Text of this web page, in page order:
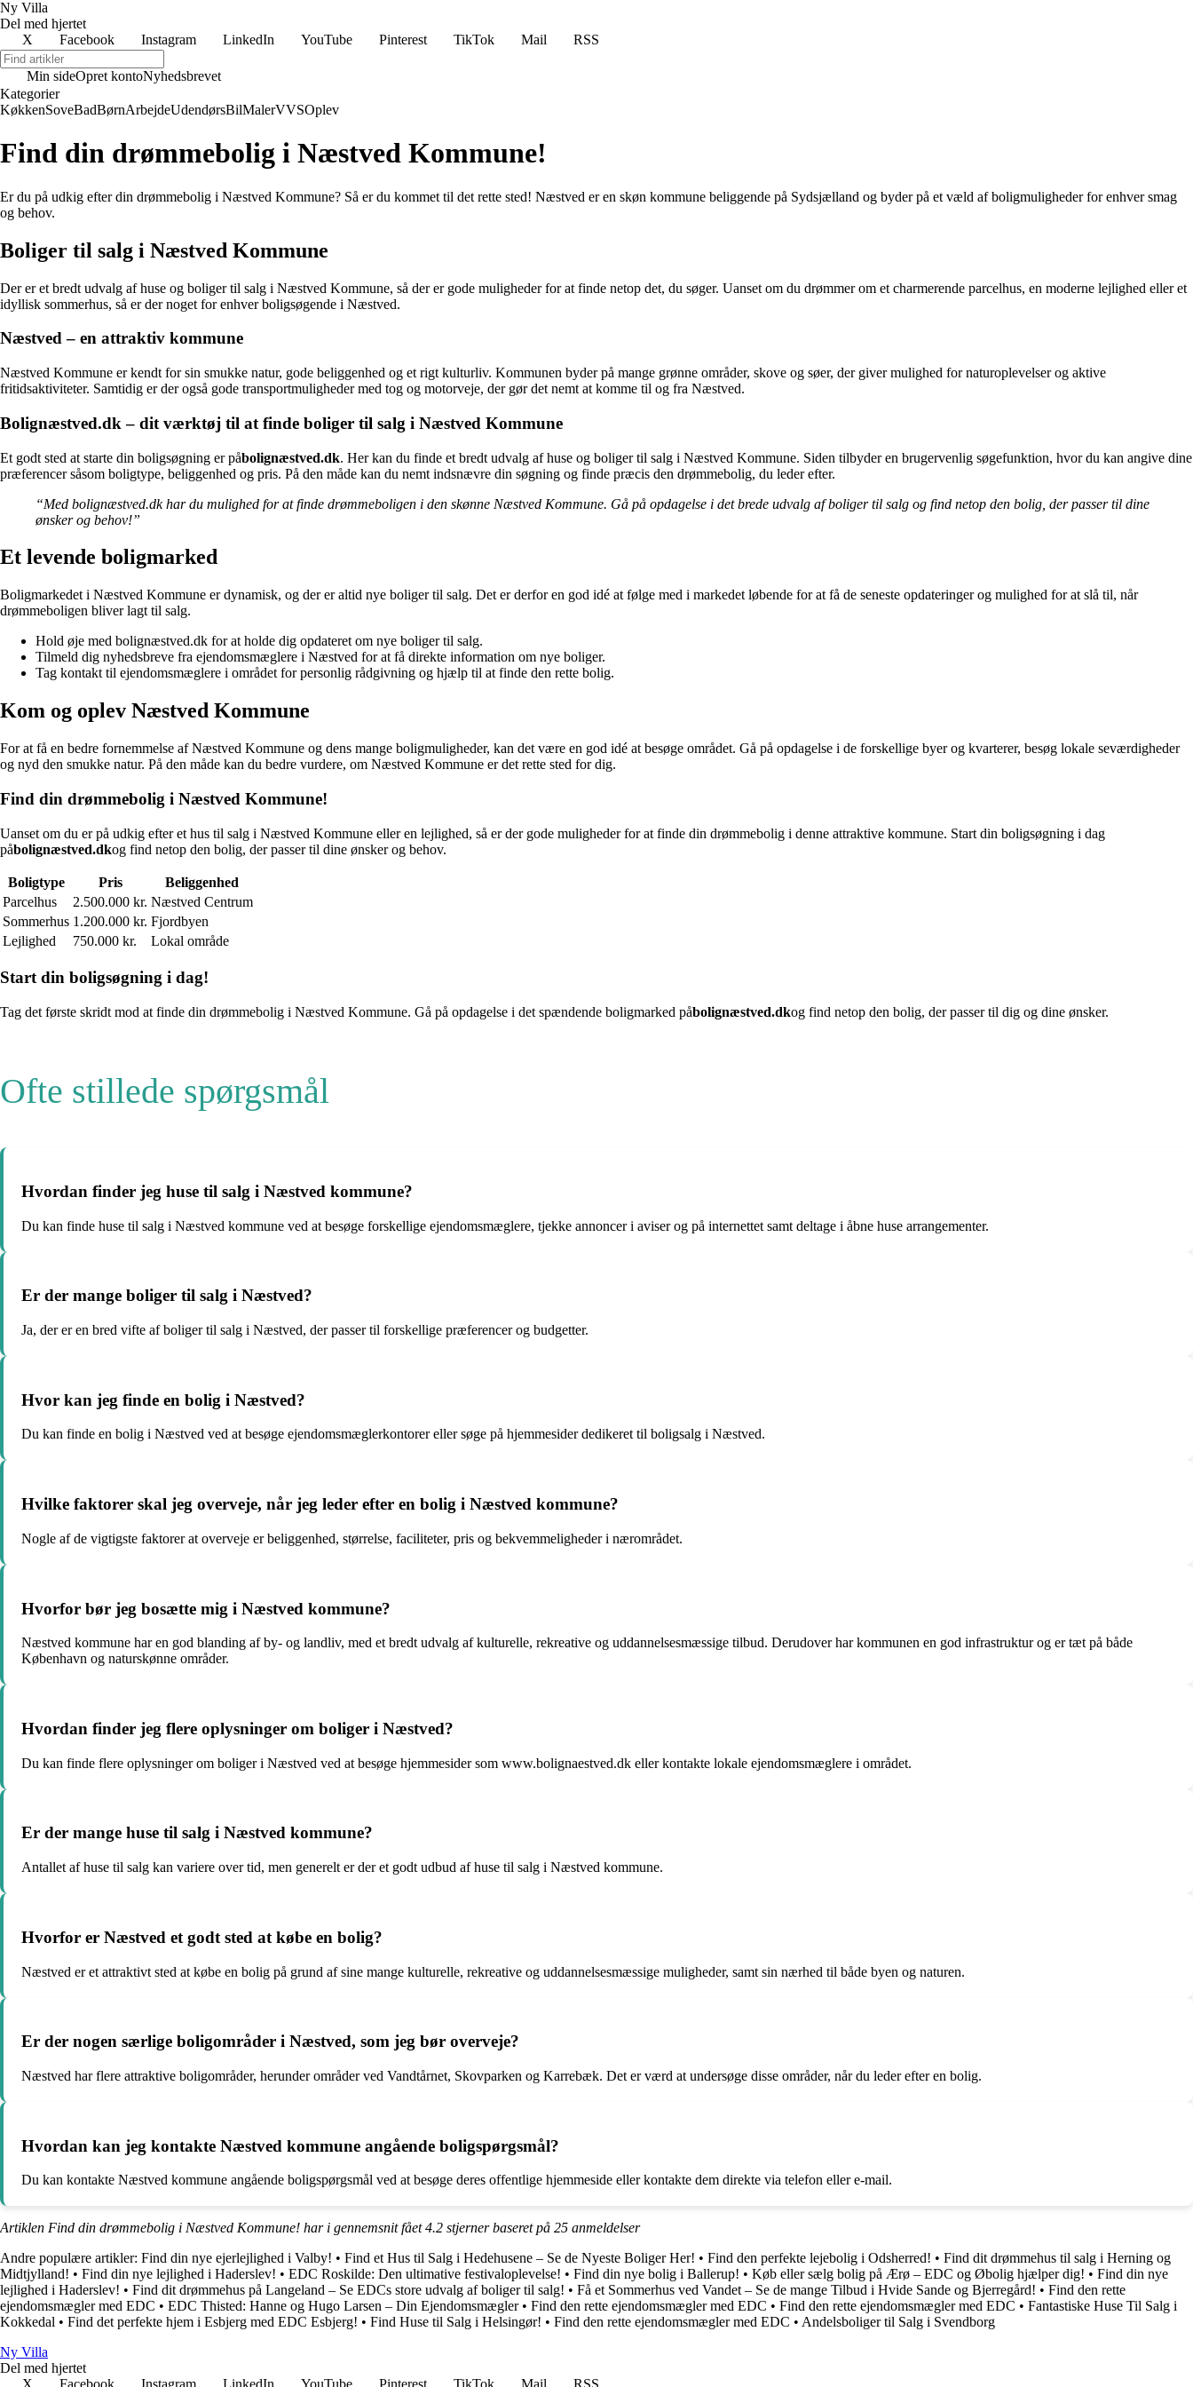
Ny Villa
Del med hjertet
X
Facebook Instagram LinkedIn YouTube Pinterest TikTok Mail RSS
Min sideOpret kontoNyhedsbrevet
Kategorier
KøkkenSoveBadBørnArbejdeUdendørsBilMalerVVSOplev
Find din drømmebolig i Næstved Kommune!
Er du på udkig efter din drømmebolig i Næstved Kommune? Så er du kommet til det rette sted! Næstved er en skøn kommune beliggende på Sydsjælland og byder på et væld af boligmuligheder for enhver smag
og behov.
Boliger til salg i Næstved Kommune
Der er et bredt udvalg af huse og boliger til salg i Næstved Kommune, så der er gode muligheder for at finde netop det, du søger. Uanset om du drømmer om et charmerende parcelhus, en moderne lejlighed eller et
idyllisk sommerhus, så er der noget for enhver boligsøgende i Næstved.
Næstved – en attraktiv kommune
Næstved Kommune er kendt for sin smukke natur, gode beliggenhed og et rigt kulturliv. Kommunen byder på mange grønne områder, skove og søer, der giver mulighed for naturoplevelser og aktive
fritidsaktiviteter. Samtidig er der også gode transportmuligheder med tog og motorveje, der gør det nemt at komme til og fra Næstved.
Bolignæstved.dk – dit værktøj til at finde boliger til salg i Næstved Kommune
Et godt sted at starte din boligsøgning er påbolignæstved.dk. Her kan du finde et bredt udvalg af huse og boliger til salg i Næstved Kommune. Siden tilbyder en brugervenlig søgefunktion, hvor du kan angive dine
præferencer såsom boligtype, beliggenhed og pris. På den måde kan du nemt indsnævre din søgning og finde præcis den drømmebolig, du leder efter.
“Med bolignæstved.dk har du mulighed for at finde drømmeboligen i den skønne Næstved Kommune. Gå på opdagelse i det brede udvalg af boliger til salg og find netop den bolig, der passer til dine
ønsker og behov!”
Et levende boligmarked
Boligmarkedet i Næstved Kommune er dynamisk, og der er altid nye boliger til salg. Det er derfor en god idé at følge med i markedet løbende for at få de seneste opdateringer og mulighed for at slå til, når
drømmeboligen bliver lagt til salg.
Hold øje med bolignæstved.dk for at holde dig opdateret om nye boliger til salg.
Tilmeld dig nyhedsbreve fra ejendomsmæglere i Næstved for at få direkte information om nye boliger.
Tag kontakt til ejendomsmæglere i området for personlig rådgivning og hjælp til at finde den rette bolig.
Kom og oplev Næstved Kommune
For at få en bedre fornemmelse af Næstved Kommune og dens mange boligmuligheder, kan det være en god idé at besøge området. Gå på opdagelse i de forskellige byer og kvarterer, besøg lokale seværdigheder
og nyd den smukke natur. På den måde kan du bedre vurdere, om Næstved Kommune er det rette sted for dig.
Find din drømmebolig i Næstved Kommune!
Uanset om du er på udkig efter et hus til salg i Næstved Kommune eller en lejlighed, så er der gode muligheder for at finde din drømmebolig i denne attraktive kommune. Start din boligsøgning i dag
påbolignæstved.dkog find netop den bolig, der passer til dine ønsker og behov.
Boligtype Pris
Beliggenhed
Parcelhus
2.500.000 kr. Næstved Centrum
Sommerhus 1.200.000 kr. Fjordbyen
Lejlighed
750.000 kr. Lokal område
Start din boligsøgning i dag!
Tag det første skridt mod at finde din drømmebolig i Næstved Kommune. Gå på opdagelse i det spændende boligmarked påbolignæstved.dkog find netop den bolig, der passer til dig og dine ønsker.
Ofte stillede spørgsmål
Hvordan finder jeg huse til salg i Næstved kommune?
Du kan finde huse til salg i Næstved kommune ved at besøge forskellige ejendomsmæglere, tjekke annoncer i aviser og på internettet samt deltage i åbne huse arrangementer.
Er der mange boliger til salg i Næstved?
Ja, der er en bred vifte af boliger til salg i Næstved, der passer til forskellige præferencer og budgetter.
Hvor kan jeg finde en bolig i Næstved?
Du kan finde en bolig i Næstved ved at besøge ejendomsmæglerkontorer eller søge på hjemmesider dedikeret til boligsalg i Næstved.
Hvilke faktorer skal jeg overveje, når jeg leder efter en bolig i Næstved kommune?
Nogle af de vigtigste faktorer at overveje er beliggenhed, størrelse, faciliteter, pris og bekvemmeligheder i nærområdet.
Hvorfor bør jeg bosætte mig i Næstved kommune?
Næstved kommune har en god blanding af by- og landliv, med et bredt udvalg af kulturelle, rekreative og uddannelsesmæssige tilbud. Derudover har kommunen en god infrastruktur og er tæt på både
København og naturskønne områder.
Hvordan finder jeg flere oplysninger om boliger i Næstved?
Du kan finde flere oplysninger om boliger i Næstved ved at besøge hjemmesider som www.bolignaestved.dk eller kontakte lokale ejendomsmæglere i området.
Er der mange huse til salg i Næstved kommune?
Antallet af huse til salg kan variere over tid, men generelt er der et godt udbud af huse til salg i Næstved kommune.
Hvorfor er Næstved et godt sted at købe en bolig?
Næstved er et attraktivt sted at købe en bolig på grund af sine mange kulturelle, rekreative og uddannelsesmæssige muligheder, samt sin nærhed til både byen og naturen.
Er der nogen særlige boligområder i Næstved, som jeg bør overveje?
Næstved har flere attraktive boligområder, herunder områder ved Vandtårnet, Skovparken og Karrebæk. Det er værd at undersøge disse områder, når du leder efter en bolig.
Hvordan kan jeg kontakte Næstved kommune angående boligspørgsmål?
Du kan kontakte Næstved kommune angående boligspørgsmål ved at besøge deres offentlige hjemmeside eller kontakte dem direkte via telefon eller e-mail.
Artiklen Find din drømmebolig i Næstved Kommune! har i gennemsnit fået4.2 stjerner baseret på 25 anmeldelser
Andre populære artikler: Find din nye ejerlejlighed i Valby! • Find et Hus til Salg i Hedehusene – Se de Nyeste Boliger Her! • Find den perfekte lejebolig i Odsherred! • Find dit drømmehus til salg i Herning og
Midtjylland! • Find din nye lejlighed i Haderslev! • EDC Roskilde: Den ultimative festivaloplevelse! • Find din nye bolig i Ballerup! • Køb eller sælg bolig på Ærø – EDC og Øbolig hjælper dig! • Find din nye
lejlighed i Haderslev! • Find dit drømmehus på Langeland – Se EDCs store udvalg af boliger til salg! • Få et Sommerhus ved Vandet – Se de mange Tilbud i Hvide Sande og Bjerregård! • Find den rette
ejendomsmægler med EDC • EDC Thisted: Hanne og Hugo Larsen – Din Ejendomsmægler• Find den rette ejendomsmægler med EDC • Find den rette ejendomsmægler med EDC • Fantastiske Huse Til Salg i
Kokkedal • Find det perfekte hjem i Esbjerg med EDC Esbjerg! • Find Huse til Salg i Helsingør! • Find den rette ejendomsmægler med EDC • Andelsboliger til Salg i Svendborg
Ny Villa
Del med hjertet